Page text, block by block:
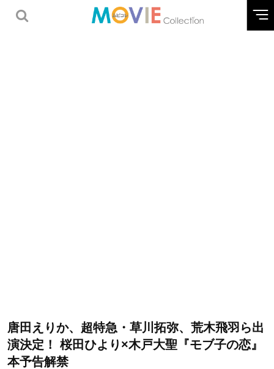
唐田えりか、超特急・草川拓弥、荒木飛羽ら出
演決定！ 桜田ひより×木戸大聖『モブ子の恋』
本予告解禁